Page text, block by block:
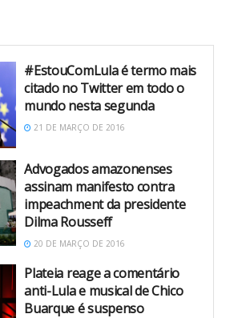
#EstouComLula é termo mais
citado no Twitter em todo o
mundo nesta segunda
21 DE MARÇO DE 2016
Advogados amazonenses
assinam manifesto contra
impeachment da presidente
Dilma Rousseff
20 DE MARÇO DE 2016
Plateia reage a comentário
anti-Lula e musical de Chico
Buarque é suspenso